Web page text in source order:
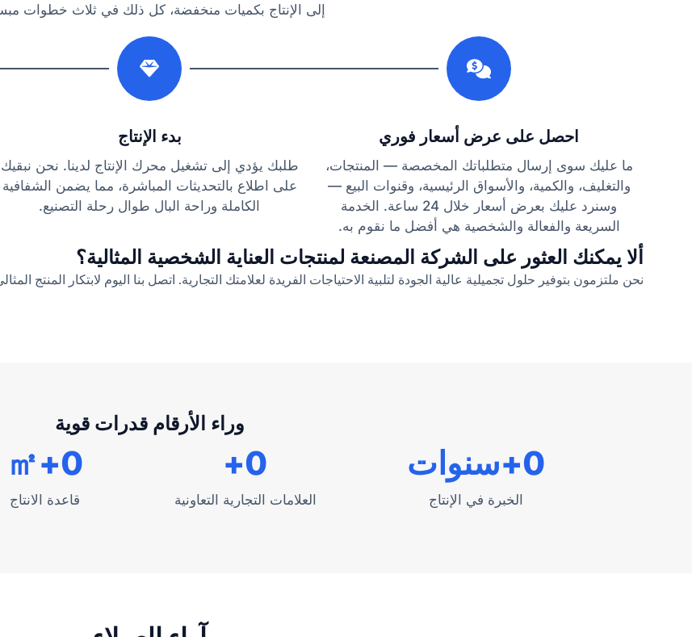
إلى الإنتاج بكميات منخفضة، كل ذلك في ثلاث خطوات
احصل على عرض أسعار فوري
ما عليك سوى إرسال متطلباتك المخصصة — المنتجات،
والتغليف، والكمية، والأسواق الرئيسية، وقنوات البيع —
وسنرد عليك بعرض أسعار خلال 24 ساعة. الخدمة
السريعة والفعالة والشخصية هي أفضل ما نقوم به.
بدء الإنتاج
طلبك يؤدي إلى تشغيل محرك الإنتاج لدينا. نحن نبقيك
على اطلاع بالتحديثات المباشرة، مما يضمن الشفافية
الكاملة وراحة البال طوال رحلة التصنيع.
ألا يمكنك العثور على الشركة المصنعة لمنتجات العناية الشخصية المثالية؟
نحن ملتزمون بتوفير حلول تجميلية عالية الجودة لتلبية الاحتياجات الفريدة لعلامتك التجارية. اتصل بنا اليوم لابتكار المنتج
وراء الأرقام قدرات قوية
الخبرة في الإنتاج
0+سنوات
العلامات التجارية التعاونية
0
+
قاعدة الانتاج
0
+㎡